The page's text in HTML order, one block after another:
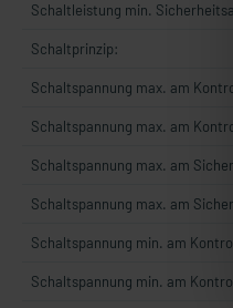
Schaltleistung min.
Schaltprinzip:
Schaltspannung max. am
Schaltspannung max. am
Schaltspannung max. am
Schaltspannung max. am
Schaltspannung min. am
Schaltspannung min. am